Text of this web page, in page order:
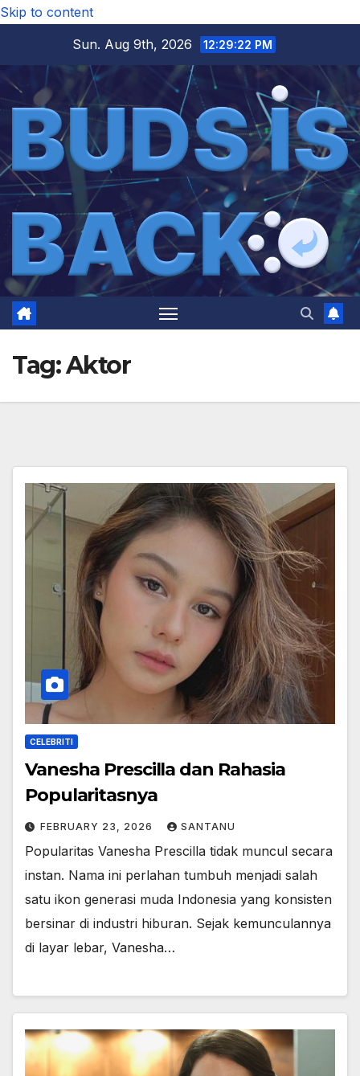
Skip to content
Sun. Aug 9th, 2026
12:29:23 PM
Tag:Aktor
CELEBRITI
Vanesha Prescilla dan Rahasia
Popularitasnya
FEBRUARY 23, 2026 SANTANU
Popularitas Vanesha Prescilla tidak muncul secara
instan. Nama ini perlahan tumbuh menjadi salah
satu ikon generasi muda Indonesia yang konsisten
bersinar di industri hiburan. Sejak kemunculannya
di layar lebar, Vanesha…